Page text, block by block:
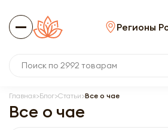
Регионы
Главная Блог Статьи Все о чае
Все о чае